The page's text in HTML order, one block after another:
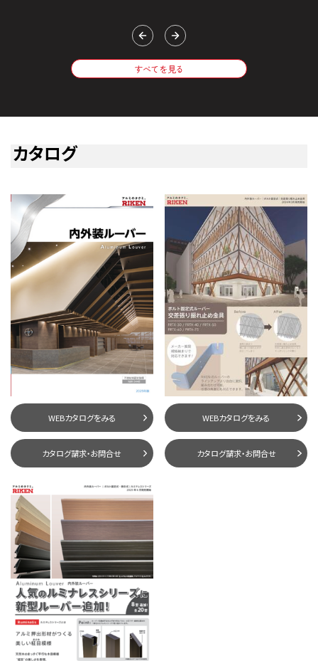
すべてを見る
カタログ
WEBカタログをみる
カタログ請求・お問合せ
WEBカタログをみる
カタログ請求・お問合せ